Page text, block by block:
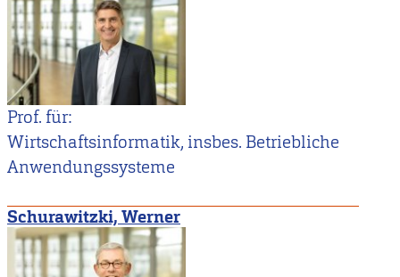
Prof. für:
Wirtschaftsinformatik, insbes. Betriebliche
Anwendungssysteme
Schurawitzki, Werner